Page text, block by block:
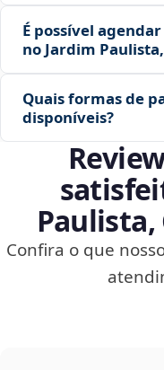
É possível
no Jardim
Quais formas de
disponíveis?
Paulista,
Confira o que